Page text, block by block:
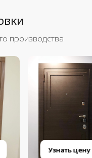
производства
Узнать цену